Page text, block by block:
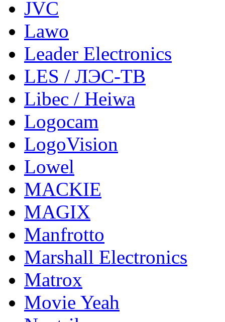
JVC
Lawo
Leader Electronics
LES / ЛЭС-ТВ
Libec / Heiwa
Logocam
LogoVision
Lowel
MACKIE
MAGIX
Manfrotto
Marshall Electronics
Matrox
Movie Yeah